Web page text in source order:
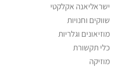
ישראליאנה אקלקטי
שווקים וחנויות
מוזיאונים וגלריות
כלי תקשורת
מוזיקה